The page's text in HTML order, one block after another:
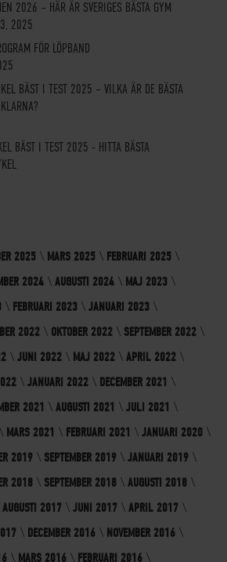
2026 – HÄR ÄR SVERIGES BÄSTA GYM
2025
FÖR LÖPBAND
BÄST I TEST 2025 – VILKA ÄR DE BÄSTA
BÄST I TEST 2025 - HITTA BÄSTA
2025 MARS 2025
FEBRUARI 2025
2024 AUGUSTI 2024
MAJ 2023
FEBRUARI 2023
JANUARI 2023
2022 OKTOBER 2022
SEPTEMBER 2022
JUNI 2022 MAJ 2022
APRIL 2022
JANUARI 2022
DECEMBER 2021
2021 AUGUSTI 2021
JULI 2021
MARS 2021 FEBRUARI 2021
JANUARI 2020
2019 SEPTEMBER 2019
JANUARI 2019
2018 SEPTEMBER 2018
AUGUSTI 2018
AUGUSTI 2017 JUNI 2017
APRIL 2017
DECEMBER 2016
NOVEMBER 2016
MARS 2016
FEBRUARI 2016